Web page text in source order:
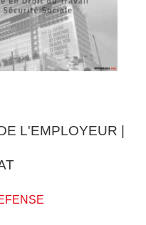
L'EMPLOYEUR |